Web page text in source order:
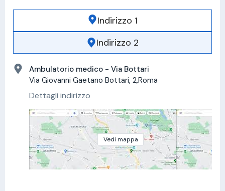
Indirizzo 1
Indirizzo 2
Ambulatorio medico - Via Bottari
Via Giovanni Gaetano Bottari, 2,Roma
Dettagli indirizzo
Vedi mappa